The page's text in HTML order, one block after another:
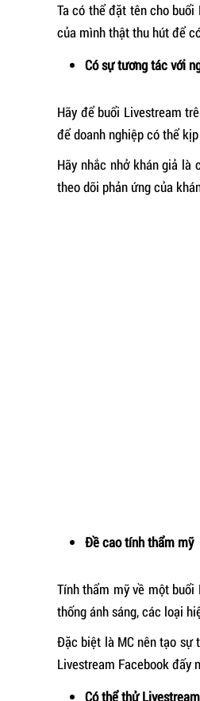
Ta có thể đặt tên cho buổi
của mình thật thu hút để
Có sự tương tác với
Hãy để buổi Livestream
để doanh nghiệp có thể
Hãy nhắc nhở khán giả
theo dõi phản ứng của
Đề cao tính thẩm mỹ
Tính thẩm mỹ về một
thống ánh sáng, các loại
Đặc biệt là MC nên tạo sự
Livestream Facebook đấy
Có thể thử